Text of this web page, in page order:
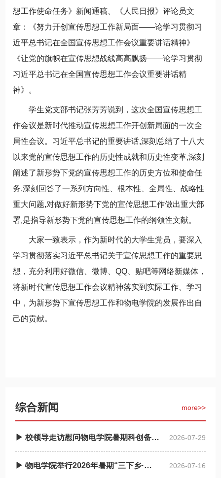
想工作使命任务》新闻通稿、《人民日报》评论员文
章：《努力开创宣传思想工作新局面——论学习贯彻习
近平总书记在全国宣传思想工作会议重要讲话精神》
《让党的旗帜在宣传思想战线高高飘扬——论学习贯彻
习近平总书记在全国宣传思想工作会议重要讲话精
神》。
学生党支部书记张芳芳说到，这次全国宣传思想工
作会议是新时代推动宣传思想工作开创新局面的一次全
局性会议。习近平总书记的重要讲话,深刻总结了十八大
以来党的宣传思想工作的历史性成就和历史性变革,深刻
阐述了新形势下党的宣传思想工作的历史方位和使命任
务,深刻回答了一系列方向性、根本性、全局性、战略性
重大问题,对做好新形势下党的宣传思想工作做出重大部
署,是指导新形势下党的宣传思想工作的纲领性文献。
大家一致表示，作为新时代的大学生党员，要深入
学习贯彻落实习近平总书记关于宣传思想工作的重要思
想，充分利用好微信、微博、QQ、贴吧等网络新媒体，
将新时代宣传思想工作会议精神落实到实际工作、学习
中，为新形势下宣传思想工作和物电学院的发展作出自
己的贡献。
综合新闻 more>>
▶ 校领导走访慰问物电学院暑期科创备赛师生 2026-07-29
▶ 物电学院举行2026年暑期“三下乡·返家乡”社会实践启动仪式 2026-07-16